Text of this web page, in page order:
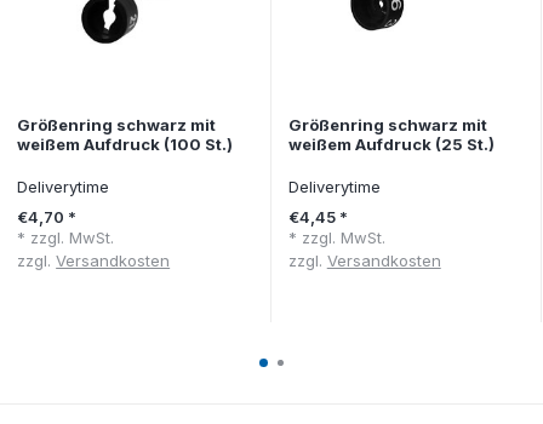
Größenring schwarz mit
weißem Aufdruck (100 St.)
Deliverytime
€4,70 *
* zzgl. MwSt.
zzgl.Versandkosten
Größenring schwarz mit
weißem Aufdruck (25 St.)
Deliverytime
€4,45 *
* zzgl. MwSt.
zzgl. Versandkosten